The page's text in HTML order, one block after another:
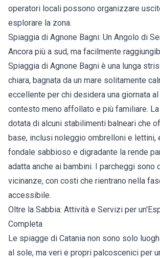
operatori locali possono organizzare
esplorare la zona.
Spiaggia di Agnone Bagni: Un Angolo di
Ancora più a sud, ma facilmente
Spiaggia di Agnone Bagni è una lunga
chiara, bagnata da un mare solitamente
eccellente per chi desidera una giornata al
contesto meno affollato e più familiare.
dotata di alcuni stabilimenti balneari che
base, inclusi noleggio ombrelloni e lettini,
fondale sabbioso e digradante la rende
adatta anche ai bambini. I parcheggi sono
vicinanze, con costi che rientrano nella
accessibile.
Oltre la Sabbia: Attività e Servizi per
Completa
Le spiagge di Catania non sono solo
al sole, ma veri e propri palcoscenici per